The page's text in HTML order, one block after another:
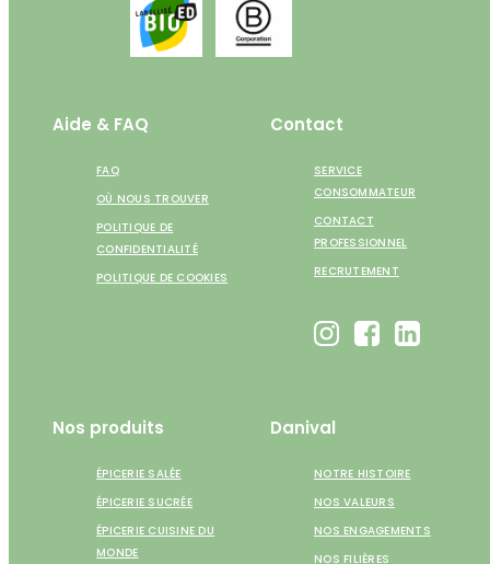
Nos produits
ÉPICERIE SALÉE
ÉPICERIE SUCRÉE
ÉPICERIE CUISINE DU
MONDE
Danival
NOTRE HISTOIRE
NOS VALEURS
NOS ENGAGEMENTS
NOS FILIÈRES
Aide & FAQ
FAQ
OÙ NOUS TROUVER
POLITIQUE DE
CONFIDENTIALITÉ
POLITIQUE DE COOKIES
Contact
SERVICE
CONSOMMATEUR
CONTACT
PROFESSIONNEL
RECRUTEMENT